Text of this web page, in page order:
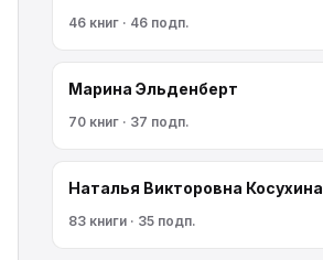
46 книг · 46 подп.
Марина Эльденберт
70 книг · 37 подп.
Наталья Викторовна Косухина
83 книги · 35 подп.